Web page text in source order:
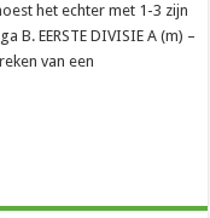
het echter met 1-3 zijn
B. EERSTE DIVISIE A (m) –
van een